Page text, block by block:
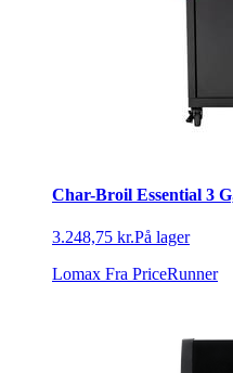
Char-Broil Essential 3
3.248,75 kr.På lager
Lomax Fra PriceRunner